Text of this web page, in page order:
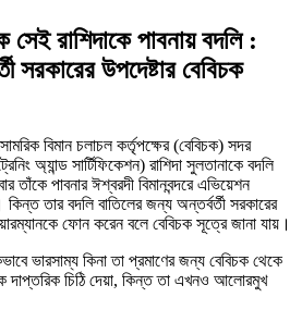
সেই রাশিদাকে পাবনায় বদলি :
সরকারের উপদেষ্টার বেবিচক
বিমান চলাচল কর্তৃপক্ষের (বেবিচক) সদর
অ্যান্ড সার্টিফিকেশন) রাশিদা সুলতানাকে বদলি
পাবনার ঈশ্বরদী বিমানবন্দরে এভিয়েশন
কিন্ত তার বদলি বাতিলের জন্য অন্তর্বর্তী সরকারের
ফোন করেন বলে বেবিচক সূত্রে জানা যায়।
ভারসাম্য কিনা তা প্রমাণের জন্য বেবিচক থেকে
দাপ্তরিক চিঠি দেয়া, কিন্ত তা এখনও আলোরমুখ